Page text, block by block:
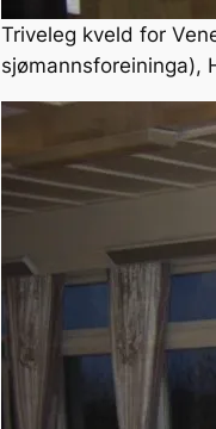
Triveleg kveld for
sjømannsforeininga),